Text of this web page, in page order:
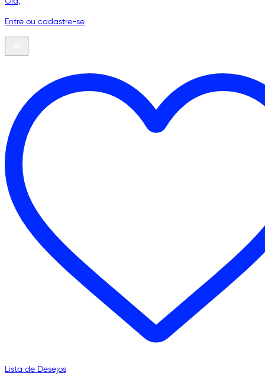
Entre ou cadastre-se
Lista de Desejos